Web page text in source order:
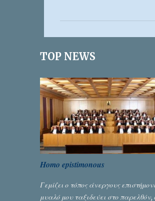
α
TOP NEWS
Homo epistimonous
Γεμίζει ο τόπος άνεργους
μυαλό μου ταξιδεύει στο παρελθόν,